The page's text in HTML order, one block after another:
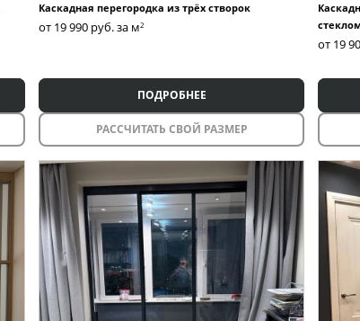
Каскадная перегородка из трёх створок
от 19 990 руб. за м2
ПОДРОБНЕЕ
РАССЧИТАТЬ СВОЙ РАЗМЕР
от 19